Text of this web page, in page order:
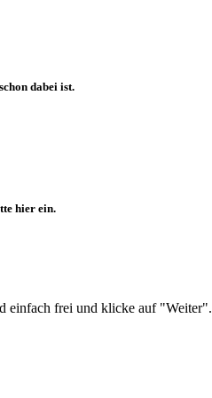
dabei ist.
hier ein.
einfach frei und klicke auf "Weiter".